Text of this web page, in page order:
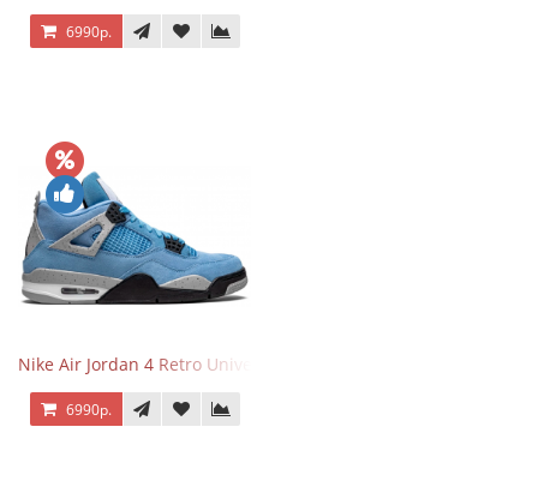
6990р.
Nike Air Jordan 4 Retro University Blue
6990р.